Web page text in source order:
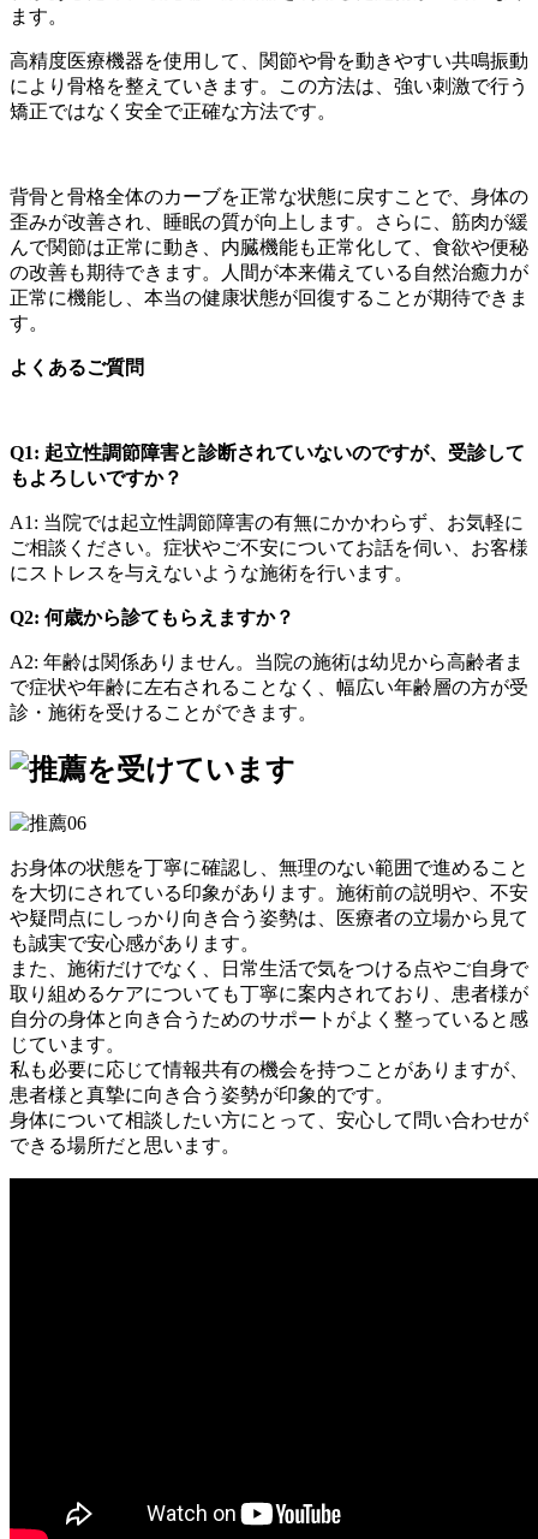
ます。
高精度医療機器を使用して、関節や骨を動きやすい共鳴振動
により骨格を整えていきます。この方法は、強い刺激で行う
矯正ではなく安全で正確な方法です。
背骨と骨格全体のカーブを正常な状態に戻すことで、身体の
歪みが改善され、睡眠の質が向上します。さらに、筋肉が緩
んで関節は正常に動き、内臓機能も正常化して、食欲や便秘
の改善も期待できます。人間が本来備えている自然治癒力が
正常に機能し、本当の健康状態が回復することが期待できま
す。
よくあるご質問
Q1: 起立性調節障害と診断されていないのですが、受診して
もよろしいですか？
A1: 当院では起立性調節障害の有無にかかわらず、お気軽に
ご相談ください。症状やご不安についてお話を伺い、お客様
にストレスを与えないような施術を行います。
Q2: 何歳から診てもらえますか？
A2: 年齢は関係ありません。当院の施術は幼児から高齢者ま
で症状や年齢に左右されることなく、幅広い年齢層の方が受
診・施術を受けることができます。
お身体の状態を丁寧に確認し、無理のない範囲で進めること
を大切にされている印象があります。施術前の説明や、不安
や疑問点にしっかり向き合う姿勢は、医療者の立場から見て
も誠実で安心感があります。
また、施術だけでなく、日常生活で気をつける点やご自身で
取り組めるケアについても丁寧に案内されており、患者様が
自分の身体と向き合うためのサポートがよく整っていると感
じています。
私も必要に応じて情報共有の機会を持つことがありますが、
患者様と真摯に向き合う姿勢が印象的です。
身体について相談したい方にとって、安心して問い合わせが
できる場所だと思います。